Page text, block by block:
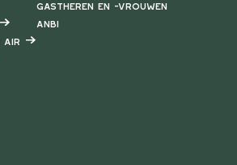
air
Gastheren en -vrouwen
ANBI